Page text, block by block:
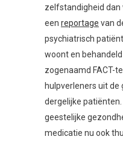
zelfstandigheid dan
een reportage van
psychiatrisch
woont en
zogenaamd FACT-
hulpverleners uit de
dergelijke
geestelijke
medicatie nu ook